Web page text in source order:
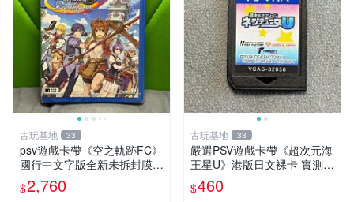
古玩基地 33
psv遊戲卡帶《空之軌跡FC》
國行中文字版全新未拆封膜有
輕微使用痕跡嚴選推薦適合收
藏 歲月痕跡 二手 psv 游戲卡
$2,760
古玩基地 33
嚴選PSV遊戲卡帶《超次元海
王星U》港版日文裸卡 實測暢
玩 索尼專屬 psv psv游戲 psv
游戲卡帶
$460